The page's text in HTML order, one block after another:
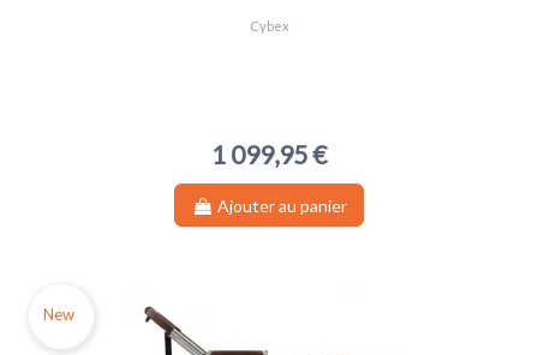
Cybex
1 099,95 €
Ajouter au panier
New